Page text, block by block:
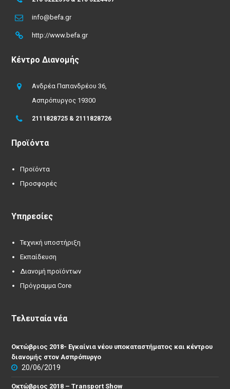
info@befa.gr
http://www.befa.gr
Κέντρο Διανομής
Ανδρέα Παπανδρέου 36,
Ασπρόπυργος 19300
2111828725 & 2111828726
Προϊόντα
Προϊόντα
Προσφορές
Υπηρεσίες
Τεχνική υποστήριξη
Εκπαίδευση
Διανομή προϊόντων
Πρόγραμμα Core
Τελευταία νέα
Οκτώβριος 2018- Εγκαίνια νέου υποκαταστήματος και κέντρου
διανομής στον Ασπρόπυργο
20/06/2019
Οκτώβριος 2018 – Transport Show